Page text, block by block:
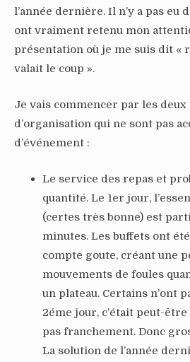
l’année dernière. Il n’y a pas eu
ont vraiment retenu mon
présentation où je me suis dit «
valait le coup ».
Je vais commencer par les
d’organisation qui ne sont pas
d’événement :
Le service des repas et
quantité. Le 1er jour,
(certes très bonne) est
minutes. Les buffets ont
compte goute, créant une
mouvements de foules
un plateau. Certains n’ont
2éme jour, c’était peut-
pas franchement. Donc
La solution de l’année